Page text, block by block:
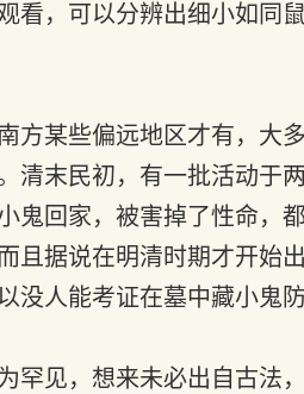
看，可以分辨出细小如同
某些偏远地区才有，大
清末民初，有一批活动于
鬼回家，被害掉了性命，
且据说在明清时期才开始
没人能考证在墓中藏小鬼
见，想来未必出自古法